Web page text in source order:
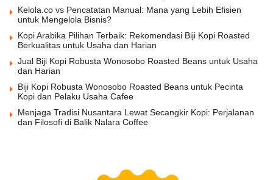
Kelola.co vs Pencatatan Manual: Mana yang Lebih Efisien
untuk Mengelola Bisnis?
Kopi Arabika Pilihan Terbaik: Rekomendasi Biji Kopi Roasted
Berkualitas untuk Usaha dan Harian
Jual Biji Kopi Robusta Wonosobo Roasted Beans untuk Usaha
dan Harian
Biji Kopi Robusta Wonosobo Roasted Beans untuk Pecinta
Kopi dan Pelaku Usaha Cafee
Menjaga Tradisi Nusantara Lewat Secangkir Kopi: Perjalanan
dan Filosofi di Balik Nalara Coffee